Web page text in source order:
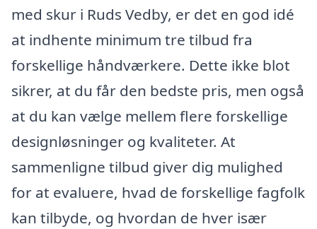
med skur i Ruds Vedby, er det en god idé
at indhente minimum tre tilbud fra
forskellige håndværkere. Dette ikke blot
sikrer, at du får den bedste pris, men også
at du kan vælge mellem flere forskellige
designløsninger og kvaliteter. At
sammenligne tilbud giver dig mulighed
for at evaluere, hvad de forskellige fagfolk
kan tilbyde, og hvordan de hver især